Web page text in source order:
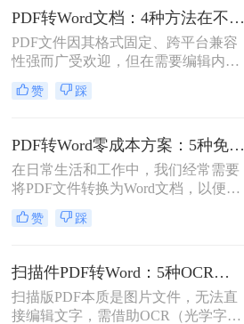
完成PDF到Word的转换。
PDF转Word文档：4种方法在不同文件类型下的转换效果！
PDF文件因其格式固定、跨平台兼容
性强而广受欢迎，但在需要编辑内容
时，将其转换为可编辑的Word文档成
为刚需。那么pdf怎么转换成word文档
法，助您高效完成格式转换。
赞 踩
PDF转Word零成本方案：5种免费路径的适用边界和效果评估！
在日常生活和工作中，我们经常需要
将PDF文件转换为Word文档，以便进
行编辑、修改或进一步处理。然而，
市面上许多PDF转Word工具都需要付
钱呢？本文将介绍几种不花钱的常用
方法，帮助您轻松实现PDF到Word的
转换。
赞 踩
扫描件PDF转Word：5种OCR方案的识别精度和速度对比！
扫描版PDF本质是图片文件，无法直
接编辑文字，需借助OCR（光学字符